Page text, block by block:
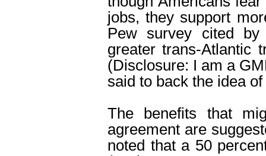
jobs, they support
Pew survey cited by
greater trans-Atlantic
(Disclosure: I am a
said to back the idea
The benefits that
agreement are
noted that a 50